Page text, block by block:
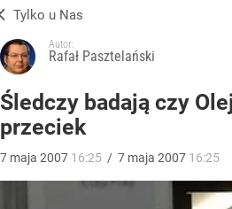
Tylko u Nas
Autor:
Rafał Pasztelański
Śledczy badają czy
przeciek
7 maja 2007 16:25 / 7 maja 2007 16:25